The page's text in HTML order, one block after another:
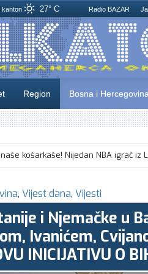
kanton 27° C Radio BAZAR
Region Bosna i Hercegovina
, Vijest dana, Vijesti
i Njemačke u
Ivanićem,
INICIJATIVU O